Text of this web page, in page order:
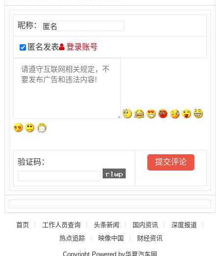
昵称：
匿名发表 登录账号
验证码：
首页 工作人员查询 头条新闻 国内资讯
深度报道
热点追踪
映像中国 财经资讯
Copyright Powered by华夏汽车网